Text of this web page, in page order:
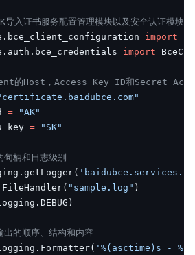
入证书服务配置管理模块以及安全认证模块
. bce_client_configuration import
. auth . bce_credentials import
的Host，Access Key ID和Secret
=
"AK"
=
"SK"
柄和日志级别
. getLogger(
FileHandler( "sample.log" )
. DEBUG )
的顺序、结构和内容
. Formatter( '%(asctime)s -